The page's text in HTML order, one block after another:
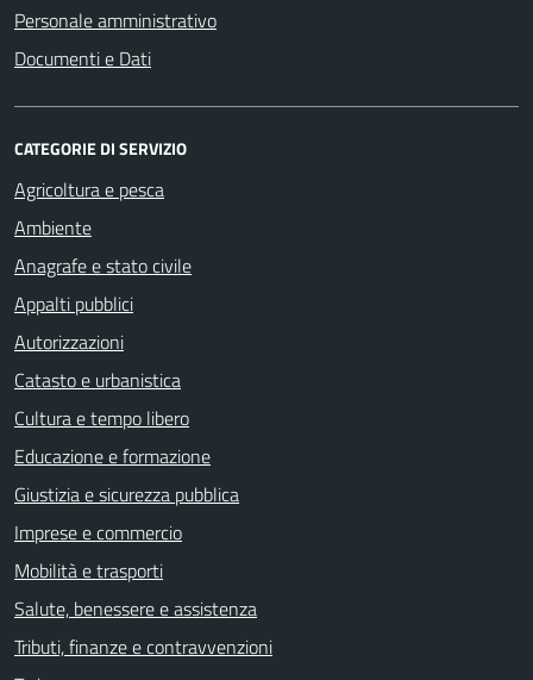
Personale amministrativo
Documenti e Dati
CATEGORIE DI SERVIZIO
Agricoltura e pesca
Ambiente
Anagrafe e stato civile
Appalti pubblici
Autorizzazioni
Catasto e urbanistica
Cultura e tempo libero
Educazione e formazione
Giustizia e sicurezza pubblica
Imprese e commercio
Mobilità e trasporti
Salute, benessere e assistenza
Tributi, finanze e contravvenzioni